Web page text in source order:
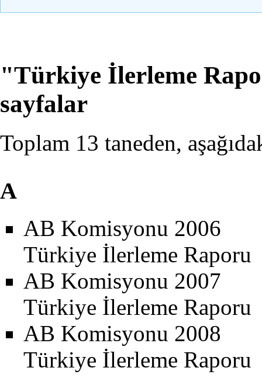
"Türkiye İlerleme
sayfalar
Toplam 13 taneden,
A
AB Komisyonu 2006
Türkiye İlerleme Raporu
AB Komisyonu 2007
Türkiye İlerleme Raporu
AB Komisyonu 2008
Türkiye İlerleme Raporu